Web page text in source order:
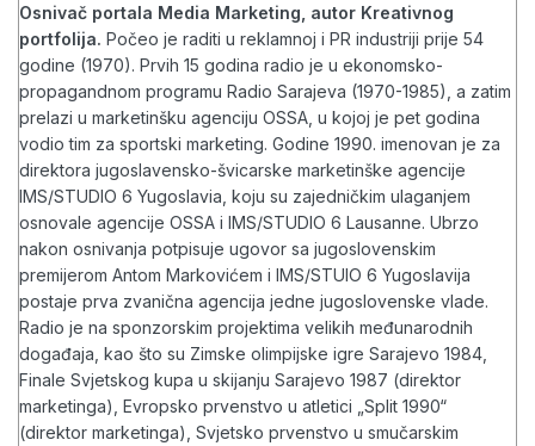
Osnivač portala Media Marketing, autor Kreativnog
portfolija. Počeo je raditi u reklamnoj i PR industriji prije 54
godine (1970). Prvih 15 godina radio je u ekonomsko-
propagandnom programu Radio Sarajeva (1970-1985), a zatim
prelazi u marketinšku agenciju OSSA, u kojoj je pet godina
vodio tim za sportski marketing. Godine 1990. imenovan je za
direktora jugoslavensko-švicarske marketinške agencije
IMS/STUDIO 6 Yugoslavia, koju su zajedničkim ulaganjem
osnovale agencije OSSA i IMS/STUDIO 6 Lausanne. Ubrzo
nakon osnivanja potpisuje ugovor sa jugoslovenskim
premijerom Antom Markovićem i IMS/STUIO 6 Yugoslavija
postaje prva zvanična agencija jedne jugoslovenske vlade.
Radio je na sponzorskim projektima velikih međunarodnih
događaja, kao što su Zimske olimpijske igre Sarajevo 1984,
Finale Svjetskog kupa u skijanju Sarajevo 1987 (direktor
marketinga), Evropsko prvenstvo u atletici „Split 1990“
(direktor marketinga), Svjetsko prvenstvo u smučarskim